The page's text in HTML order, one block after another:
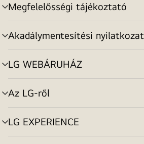
Megfelelősségi tájékoztató
menu
toggle
Akadálymentesítési nyilatkozat
menu
toggle
LG WEBÁRUHÁZ
menu
toggle
Az LG-ről
menu
toggle
LG EXPERIENCE
menu
toggle